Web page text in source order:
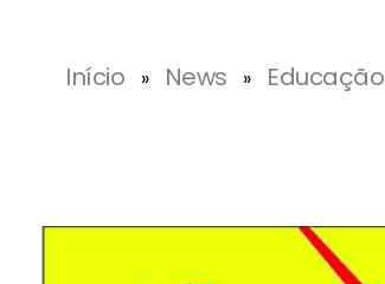
Início » News » Educação